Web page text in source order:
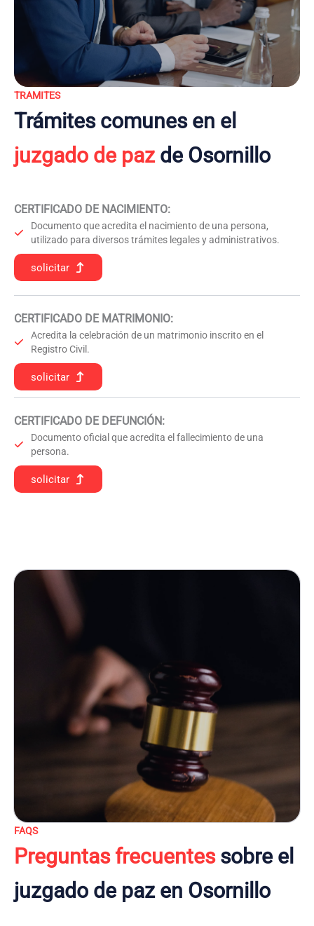
TRAMITES
Trámites comunes en el
juzgado de pazde Osornillo
CERTIFICADO DE NACIMIENTO:
Documento que acredita el nacimiento de una persona,
utilizado para diversos trámites legales y administrativos.
solicitar
CERTIFICADO DE MATRIMONIO:
Acredita la celebración de un matrimonio inscrito en el
Registro Civil.
solicitar
CERTIFICADO DE DEFUNCIÓN:
Documento oficial que acredita el fallecimiento de una
persona.
solicitar
FAQS
Preguntas frecuentessobre el
juzgado de paz en Osornillo